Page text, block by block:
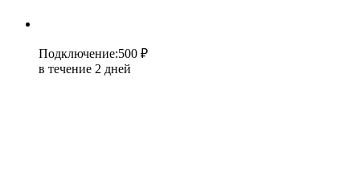
Подключение:500 ₽
в течение 2 дней